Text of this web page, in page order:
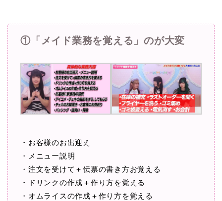
①「メイド業務を覚える」のが大変
・お客様のお出迎え
・メニュー説明
・注文を受けて＋伝票の書き方お覚える
・ドリンクの作成＋作り方を覚える
・オムライスの作成＋作り方を覚える